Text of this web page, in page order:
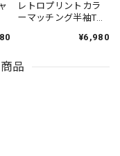
レトロプリントカラ
ーマッチング半袖Tシ
¥6,980
品